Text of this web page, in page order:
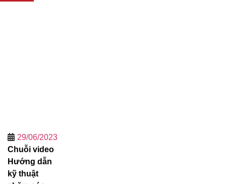
29/06/2023
Chuỗi video
Hướng dẫn
kỹ thuật